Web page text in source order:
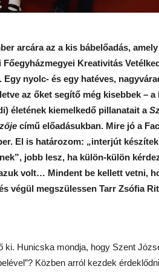
arcára az a kis bábelőadás,
Kreativitás
nyolc- és egy hatéves,
az őket segítő még kisebbek – a
életének kiemelkedő pillanatait a
című előadásukban. Mire jó a
El is határozom: „interjút
jobb lesz, ha külön-külön
volt… Mindent be kellett vetni,
végül megszülessen Tarr Zsófia
ki. Hunicska mondja, hogy Szent
Közben arról kezdek